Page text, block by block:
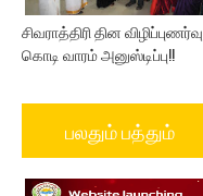
சிவராத்திரி தின விழிப்புணர்வு
கொடி வாரம் அனுஸ்டிப்பு!!
பலதும் பத்தும்